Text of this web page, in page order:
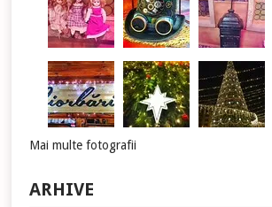
Mai multe fotografii
ARHIVE